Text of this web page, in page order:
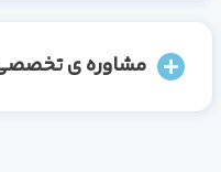
مشاوره ی تخصصی